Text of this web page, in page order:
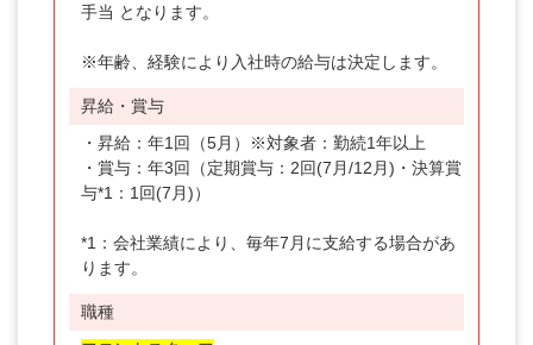
手当 となります。
※年齢、経験により入社時の給与は決定します。
昇給・賞与
・昇給：年1回（5月）※対象者：勤続1年以上
・賞与：年3回（定期賞与：2回(7月/12月)・決算賞
与*1：1回(7月)）
*1：会社業績により、毎年7月に支給する場合があ
ります。
職種